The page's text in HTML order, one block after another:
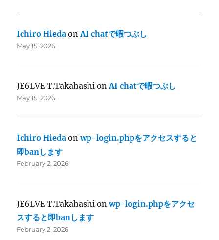
Ichiro Hieda onAI chatで暇つぶし
May 15, 2026
JE6LVE T.Takahashi onAI chatで暇つぶし
May 15, 2026
Ichiro Hieda onwp-login.phpをアクセスすると
即banします
February 2, 2026
JE6LVE T.Takahashi onwp-login.phpをアクセ
スすると即banします
February 2, 2026